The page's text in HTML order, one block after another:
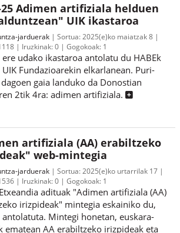
25 Adimen artifiziala helduen
UIK ikastaroa
jarduerak Sortua: 2025(e)ko maiatzak 8
Iruzkinak:0 Gogokoak: 1
udako ikastaroa antolatu du HABEk
UIK Fundazioarekin elkarlanean. Puri-
gaia landuko da Donostian
2tik 4ra: adimen artifiziala.
artifiziala (AA) erabiltzeko
web-mintegia
jarduerak Sortua: 2025(e)ko urtarrilak 17
Iruzkinak:0 Gogokoak: 1
adituak "Adimen artifiziala (AA)
irizpideak" mintegia eskainiko du,
antolatuta. Mintegi honetan, euskara-
ematean AA erabiltzeko irizpideak eta